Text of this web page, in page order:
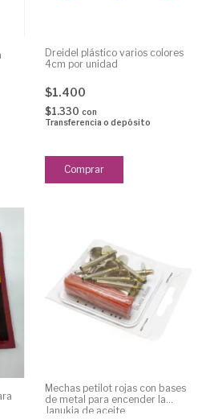
Dreidel plástico varios colores
4cm por unidad
$1.400
$1.330 con
Transferencia o depósito
Mechas petilot rojas con bases
de metal para encender la
Janukia de aceite